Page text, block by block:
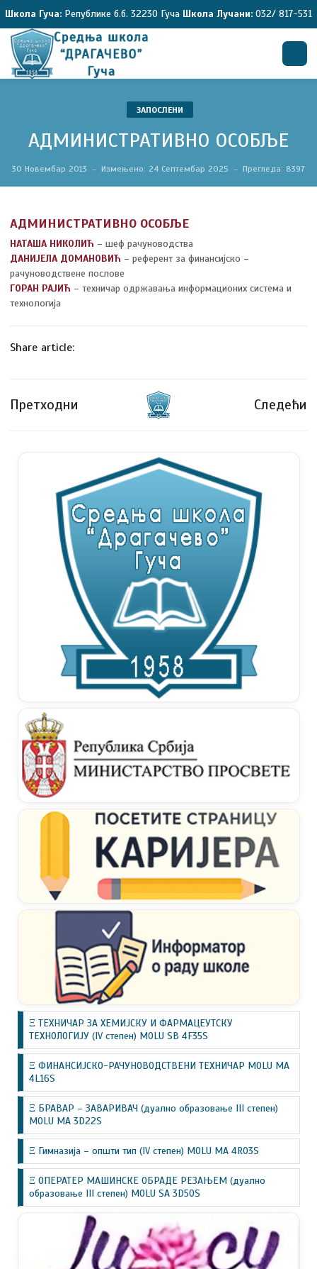
Школа Гуча: Републике б.б. 32230 Гуча Школа Лучани: 032/ 817-531
АДМИНИСТРАТИВНО ОСОБЉЕ
ЗАПОСЛЕНИ
30 Новембар 2013 Измењено: 24 Септембар 2025 Прегледа: 8397
АДМИНИСТРАТИВНО ОСОБЉЕ
НАТАША НИКОЛИЋ – шеф рачуноводства
ДАНИЈЕЛА ДОМАНОВИЋ – референт за финансијско –
рачуноводствене послове
ГОРАН РАЈИЋ – техничар одржавања информационих система и
технологија
Share article:
Претходни Следећи
Ξ ТЕХНИЧАР ЗА ХЕМИЈСКУ И ФАРМАЦЕУТСКУ
ТЕХНОЛОГИЈУ (IV степен) MOLU SB 4F35S
Ξ ФИНАНСИЈСКО-РАЧУНОВОДСТВЕНИ ТЕХНИЧАР MOLU MA
4L16S
Ξ БРАВАР – ЗАВАРИВАЧ (дуално образовање III степен)
MOLU MA 3D22S
Ξ Гимназија – општи тип (IV степен) MOLU MA 4R03S
Ξ ОПЕРАТЕР МАШИНСКЕ ОБРАДЕ РЕЗАЊЕМ (дуално
образовање III степен) MOLU SA 3D50S